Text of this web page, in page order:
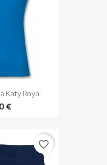
Katy Royal
€
favorite_border